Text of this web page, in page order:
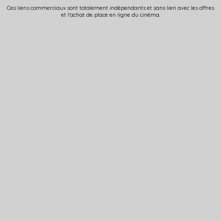
Ces liens commerciaux sont totalement indépendants et sans lien avec les offres
et l'achat de place en ligne du cinéma.